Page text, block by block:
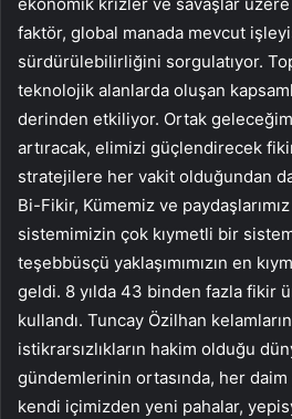
ekonomik krizler ve savaşlar
faktör, global manada mevcut
sürdürülebilirliğini sorgulatıyor.
teknolojik alanlarda oluşan
derinden etkiliyor. Ortak
artıracak, elimizi güçlendirecek
stratejilere her vakit olduğundan
Bi-Fikir, Kümemiz ve
sistemimizin çok kıymetli bir
teşebbüsçü yaklaşımımızın en
geldi. 8 yılda 43 binden fazla fikir
kullandı. Tuncay Özilhan
istikrarsızlıkların hakim olduğu
gündemlerinin ortasında, her
kendi içimizden yeni pahalar,